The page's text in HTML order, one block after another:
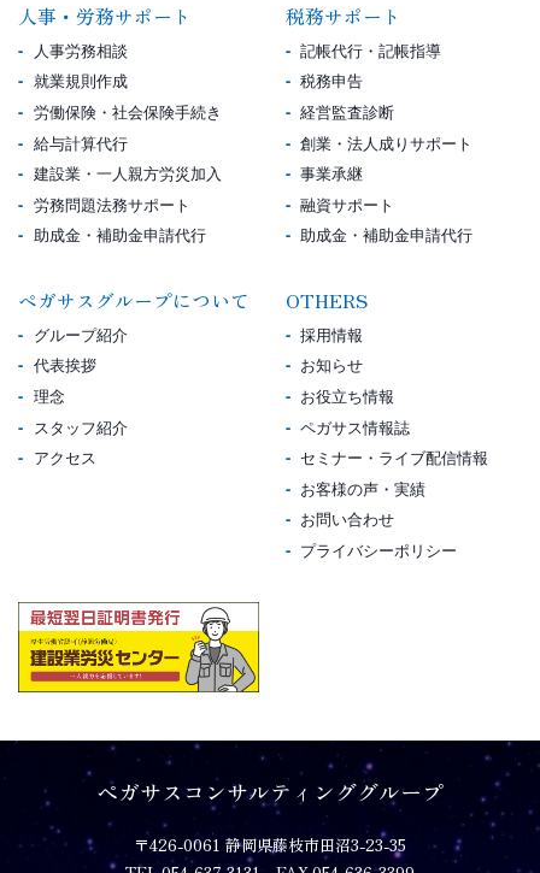
人事・労務サポート
人事労務相談
就業規則作成
労働保険・社会保険手続き
給与計算代行
建設業・一人親方労災加入
労務問題法務サポート
助成金・補助金申請代行
税務サポート
記帳代行・記帳指導
税務申告
経営監査診断
創業・法人成りサポート
事業承継
融資サポート
助成金・補助金申請代行
ペガサスグループについて
グループ紹介
代表挨拶
理念
スタッフ紹介
アクセス
OTHERS
採用情報
お知らせ
お役立ち情報
ペガサス情報誌
セミナー・ライブ配信情報
お客様の声・実績
お問い合わせ
プライバシーポリシー
ペガサスコンサルティンググループ
〒426-0061 静岡県藤枝市田沼3-23-35